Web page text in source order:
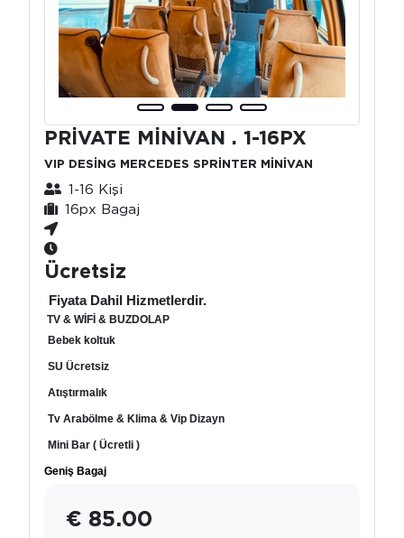
PRİVATE MİNİVAN . 1-16PX
VIP DESİNG MERCEDES SPRİNTER MİNİVAN
1-16 Kişi
16px Bagaj
Ücretsiz
Fiyata Dahil Hizmetlerdir.
TV & WİFİ & BUZDOLAP
Bebek koltuk
SU Ücretsiz
Atıştırmalık
Tv Arabölme & Klima & Vip Dizayn
Mini Bar ( Ücretli )
Geniş Bagaj
€ 85.00